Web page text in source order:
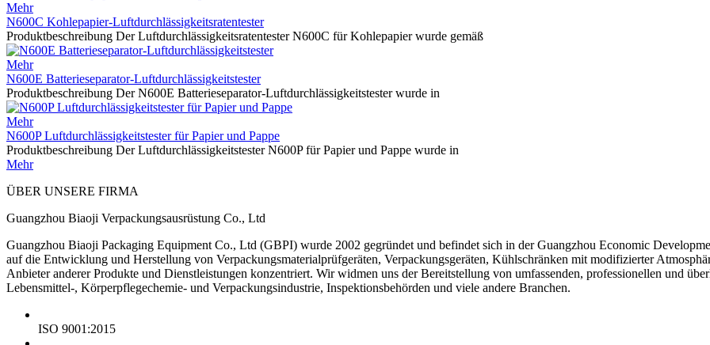
Mehr
N600C Kohlepapier-Luftdurchlässigkeitsratentester
Produktbeschreibung Der Luftdurchlässigkeitsratentester N600C für Kohlepapier wurde gemäß
Mehr
N600E Batterieseparator-Luftdurchlässigkeitstester
Produktbeschreibung Der N600E Batterieseparator-Luftdurchlässigkeitstester wurde in
Mehr
N600P Luftdurchlässigkeitstester für Papier und Pappe
Produktbeschreibung Der Luftdurchlässigkeitstester N600P für Papier und Pappe wurde in
Mehr
ÜBER UNSERE FIRMA
Guangzhou Biaoji Verpackungsausrüstung Co., Ltd
Guangzhou Biaoji Packaging Equipment Co., Ltd (GBPI) wurde 2002 gegründet und befindet sich in der Guangzhou Economic
auf die Entwicklung und Herstellung von Verpackungsmaterialprüfgeräten, Verpackungsgeräten, Kühlschränken mit modifizierter
Anbieter anderer Produkte und Dienstleistungen konzentriert. Wir widmen uns der Bereitstellung von umfassenden, professionellen und
Lebensmittel-, Körperpflegechemie- und Verpackungsindustrie, Inspektionsbehörden und viele andere Branchen.
ISO 9001:2015